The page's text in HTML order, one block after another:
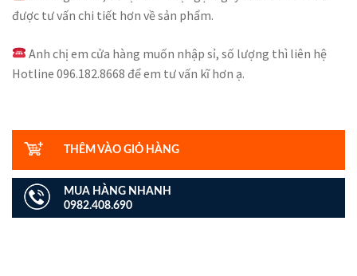
được tư vấn chi tiết hơn về sản phẩm.
Anh chị em cửa hàng muốn nhập sỉ, số lượng thì liên hệ
Hotline 096.182.8668 để em tư vấn kĩ hơn ạ.
lượng
THÊM VÀO GIỎ HÀNG
MUA HÀNG NHANH
0982.408.690